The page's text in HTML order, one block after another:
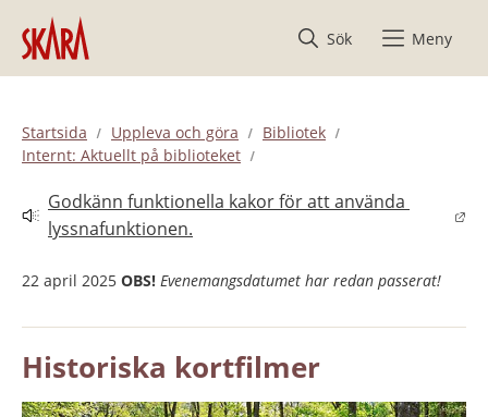
Hoppa till innehåll
Sök
Meny
Startsida Uppleva och göra
Bibliotek
Internt: Aktuellt på biblioteket
Godkänn funktionella kakor för att använda
lyssnafunktionen.
Länk till annan webbplats.
22 april 2025 OBS! Evenemangsdatumet har redan passerat!
Historiska kortfilmer